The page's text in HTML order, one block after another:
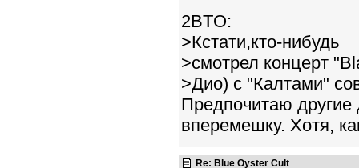
2BTO:
>Кстати,кто-нибудь
>смотрел концерт
>Дио) с "Калтами"
Предпочитаю другие
вперемешку. Хотя,
Re: Blue Oyster Cult